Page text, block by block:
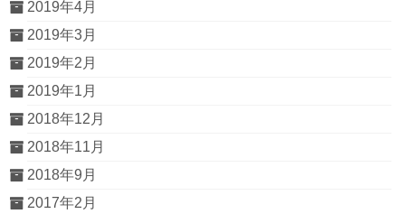
2019年4月
2019年3月
2019年2月
2019年1月
2018年12月
2018年11月
2018年9月
2017年2月